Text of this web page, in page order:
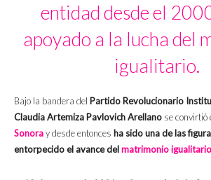
entidad desde el
apoyado a la lucha del
igualitario.
Bajo la bandera del Partido Revolucionario
Claudia Artemiza Pavlovich Arellano se convirtió
Sonoray desde entonces ha sido una de las
entorpecido el avance delmatrimonio